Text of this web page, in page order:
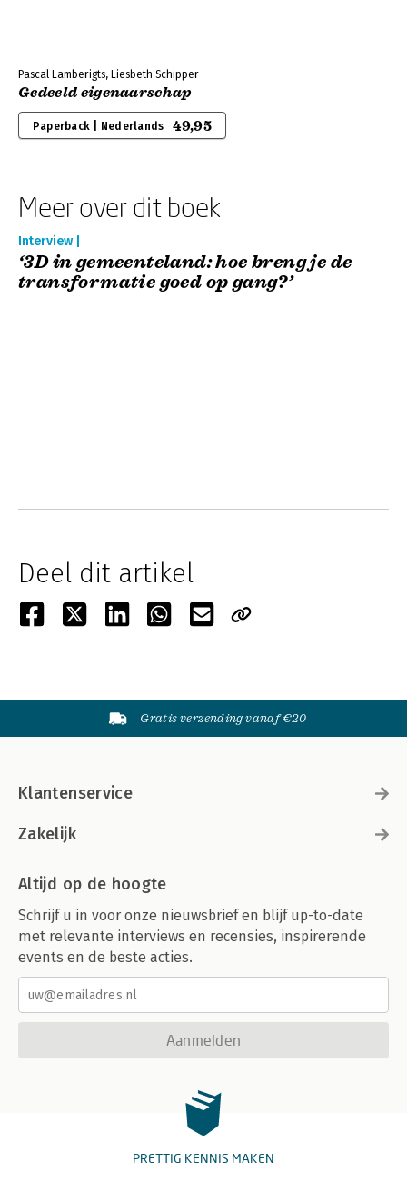
Pascal Lamberigts, Liesbeth Schipper
Gedeeld eigenaarschap
Paperback | Nederlands 49,95
Meer over dit boek
Interview |
‘3D in gemeenteland: hoe breng je de
transformatie goed op gang?’
Deel dit artikel
Gratis verzending vanaf €20
Klantenservice
Zakelijk
Altijd op de hoogte
Schrijf u in voor onze nieuwsbrief en blijf up-to-date
met relevante interviews en recensies, inspirerende
events en de beste acties.
Aanmelden
PRETTIG KENNIS MAKEN